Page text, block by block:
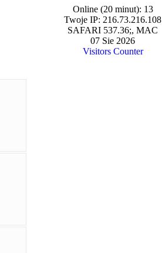
Online (20 minut): 13
Twoje IP: 216.73.216.108
SAFARI 537.36;, MAC
07 Sie 2026
Visitors Counter